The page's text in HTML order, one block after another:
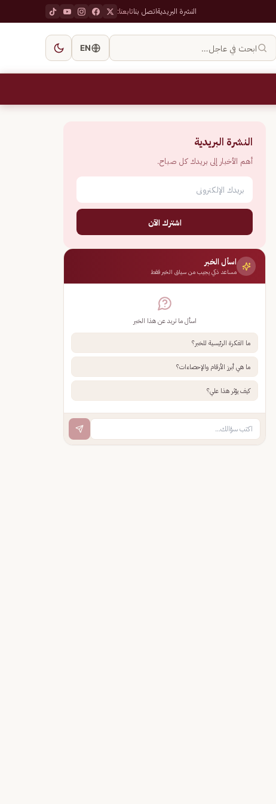
النشرة البريديةاتصل بناتابعنا:
ابحث في عاجل… EN
النشرة البريدية
أهم الأخبار إلى بريدك كل صباح.
اشترك الآن
اسأل الخبر
مساعد ذكي يجيب من سياق الخبر فقط
اسأل ما تريد عن هذا الخبر
ما الفكرة الرئيسية للخبر؟
ما هي أبرز الأرقام والإحصاءات؟
كيف يؤثر هذا علي؟